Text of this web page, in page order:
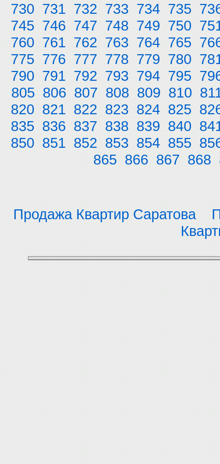
730 731 732 733 734 735
745 746 747 748 749 750
760 761 762 763 764 765
775 776 777 778 779 780
790 791 792 793 794 795
805 806 807 808 809 810
820 821 822 823 824 825
835 836 837 838 839 840
850 851 852 853 854 855
865 866 867 868
Продажа Квартир Саратова